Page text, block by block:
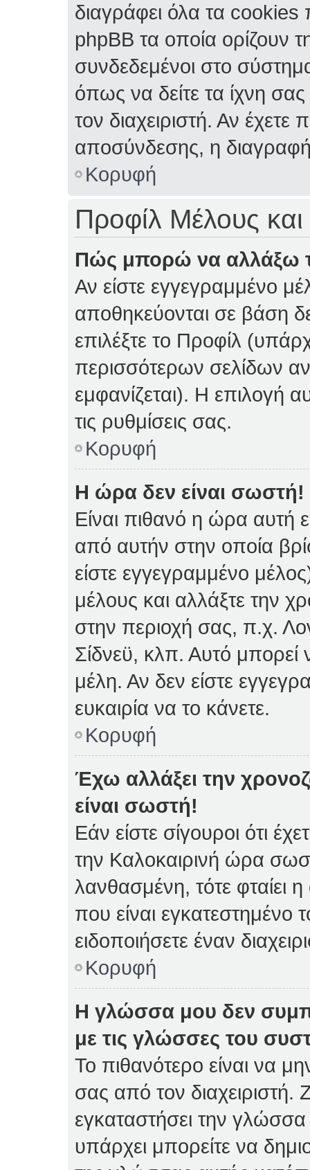
διαγράφει όλα τα cookies
phpBB τα οποία ορίζουν
συνδεδεμένοι στο
όπως να δείτε τα ίχνη
τον διαχειριστή. Αν
αποσύνδεσης, η
Κορυφή
Προφίλ Μέλους και
Πώς μπορώ να αλλάξω
Αν είστε εγγεγραμμένο
αποθηκεύονται σε βάση
επιλέξτε το Προφίλ
περισσότερων σελίδων
εμφανίζεται). Η επιλογή
τις ρυθμίσεις σας.
Κορυφή
Η ώρα δεν είναι σωστή!
Είναι πιθανό η ώρα αυτή
από αυτήν στην οποία
είστε εγγεγραμμένο
μέλους και αλλάξτε την
στην περιοχή σας, π.χ.
Σίδνεϋ, κλπ. Αυτό μπορεί
μέλη. Αν δεν είστε
ευκαιρία να το κάνετε.
Κορυφή
Έχω αλλάξει την
είναι σωστή!
Εάν είστε σίγουροι ότι
την Καλοκαιρινή ώρα
λανθασμένη, τότε φταίει
που είναι
ειδοποιήσετε έναν
Κορυφή
Η γλώσσα μου δεν
με τις γλώσσες του
Το πιθανότερο είναι να
σας από τον διαχειριστή.
εγκαταστήσει την
υπάρχει μπορείτε να